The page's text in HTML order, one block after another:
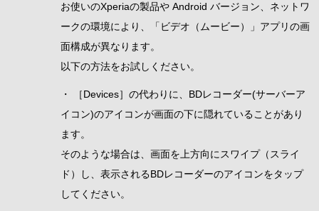
お使いのXperiaの製品や Android バージョン、ネットワ
ークの環境により、「ビデオ（ムービー）」アプリの画
面構成が異なります。
以下の方法をお試しください。
・ ［Devices］の代わりに、BDレコーダー(サーバーア
イコン)のアイコンが画面の下に隠れていることがあり
ます。
そのような場合は、画面を上方向にスワイプ（スライ
ド）し、表示されるBDレコーダーのアイコンをタップ
してください。